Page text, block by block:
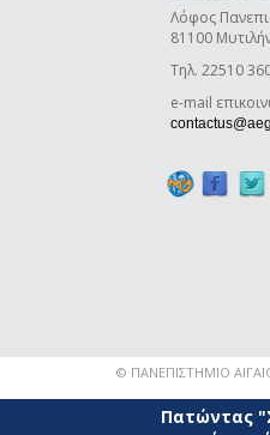
Λόφος
81100
Τηλ. 22510
e-mail
© ΠΑΝΕΠΙΣΤΗΜΙΟ
Πατώντας